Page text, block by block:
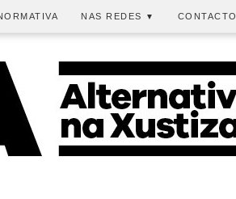
NAS REDES ▼ CONTACTO